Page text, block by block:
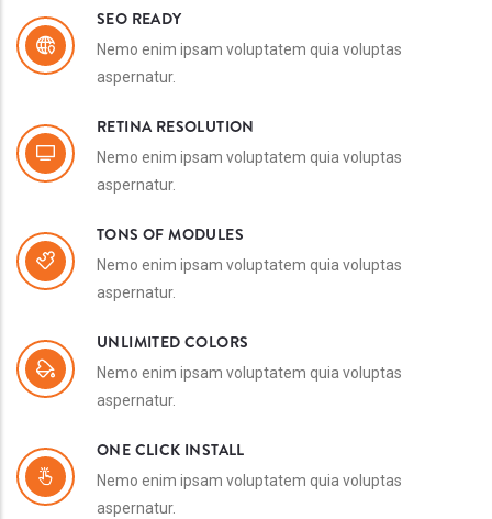
SEO READY
Nemo enim ipsam voluptatem quia voluptas
aspernatur.
RETINA RESOLUTION
Nemo enim ipsam voluptatem quia voluptas
aspernatur.
TONS OF MODULES
Nemo enim ipsam voluptatem quia voluptas
aspernatur.
UNLIMITED COLORS
Nemo enim ipsam voluptatem quia voluptas
aspernatur.
ONE CLICK INSTALL
Nemo enim ipsam voluptatem quia voluptas
aspernatur.